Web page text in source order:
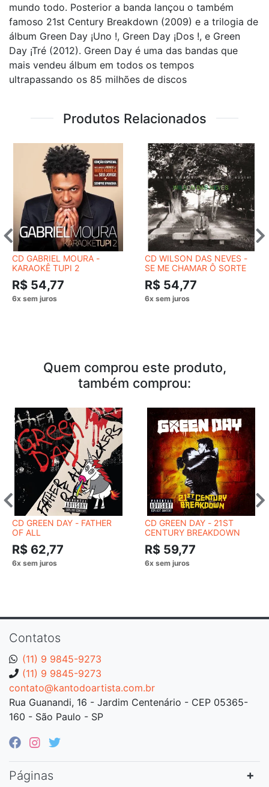
mundo todo. Posterior a banda lançou o também
famoso 21st Century Breakdown (2009) e a trilogia de
álbum Green Day ¡Uno !, Green Day ¡Dos !, e Green
Day ¡Tré (2012). Green Day é uma das bandas que
mais vendeu álbum em todos os tempos
ultrapassando os 85 milhões de discos
Produtos Relacionados
CD GABRIEL MOURA -
KARAOKÊ TUPI 2
R$ 54,77
CD WILSON DAS NEVES -
SE ME CHAMAR Ô SORTE
R$ 54,77
Quem comprou este produto,
também comprou:
CD GREEN DAY - FATHER
OF ALL
R$ 62,77
CD GREEN DAY - 21ST
CENTURY BREAKDOWN
R$ 59,77
Contatos
(11) 9 9845-9273
(11) 9 9845-9273
contato@kantodoartista.com.br
Rua Guanandi, 16 - Jardim Centenário - CEP 05365-
160 - São Paulo - SP
Páginas